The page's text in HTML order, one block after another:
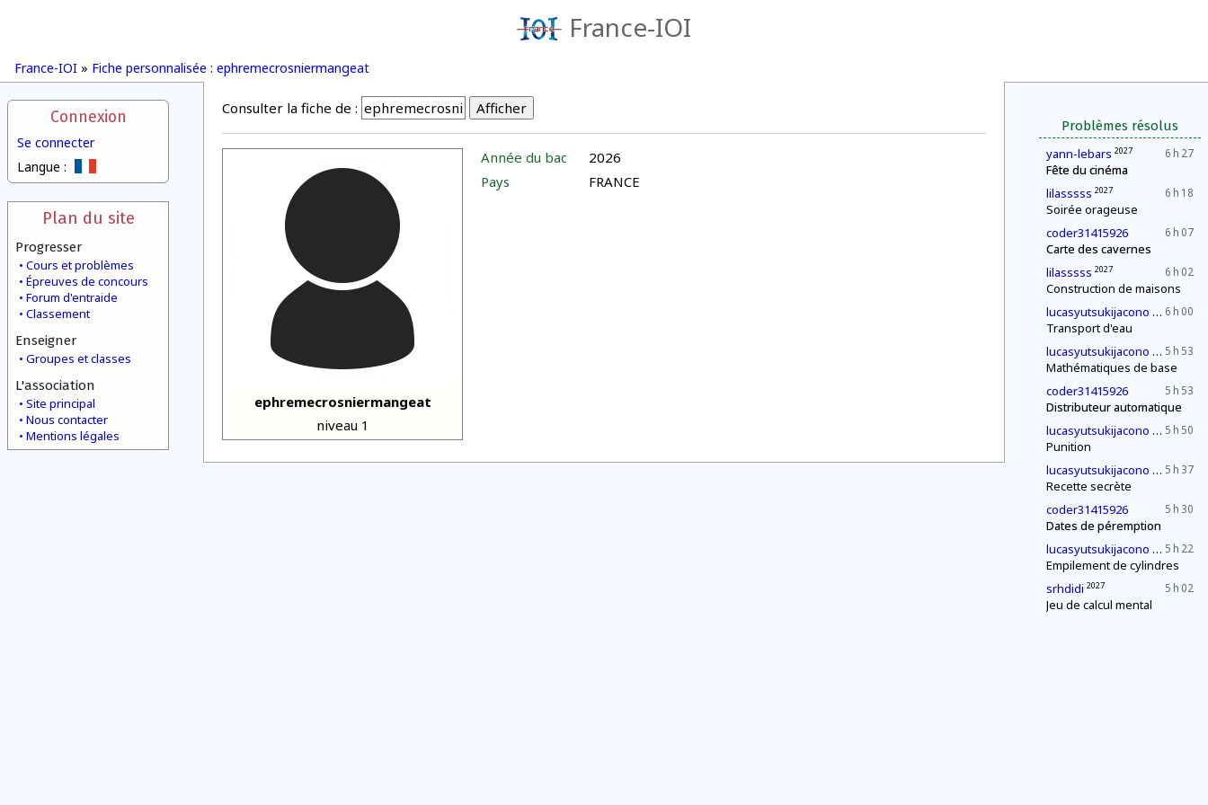
France-IOI
France-IOI » Fiche personnalisée : ephremecrosniermangeat
Connexion
Se connecter
Langue :
Plan du site
Progresser
Cours et problèmes
Épreuves de concours
Forum d'entraide
Classement
Enseigner
Groupes et classes
L'association
Site principal
Nous contacter
Mentions légales
Problèmes résolus
6 h 27
yann-lebars 2027
Fête du cinéma
6 h 18
lilasssss 2027
Soirée orageuse
6 h 07
coder31415926
Carte des cavernes
6 h 02
lilasssss 2027
Construction de maisons
6 h 00
lucasyutsukijacono 2030
Transport d'eau
5 h 53
lucasyutsukijacono 2030
Mathématiques de base
5 h 53
coder31415926
Distributeur automatique
5 h 50
lucasyutsukijacono 2030
Punition
5 h 37
lucasyutsukijacono 2030
Recette secrète
5 h 30
coder31415926
Dates de péremption
5 h 22
lucasyutsukijacono 2030
Empilement de cylindres
5 h 02
srhdidi 2027
Jeu de calcul mental
Consulter la fiche de :
ephremecrosniermangeat
niveau 1
Année du bac
2026
Pays
FRANCE